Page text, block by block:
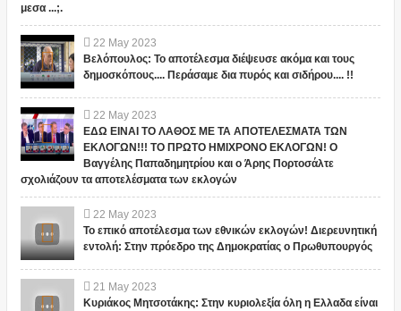
μεσα ...;.
22 May 2023
Βελόπουλος: Το αποτέλεσμα διέψευσε ακόμα και τους
δημοσκόπους.... Περάσαμε δια πυρός και σιδήρου.... !!
22 May 2023
ΕΔΩ ΕΙΝΑΙ ΤΟ ΛΑΘΟΣ ΜΕ ΤΑ ΑΠΟΤΕΛΕΣΜΑΤΑ ΤΩΝ
ΕΚΛΟΓΩΝ!!! ΤΟ ΠΡΩΤΟ ΗΜΙΧΡΟΝΟ ΕΚΛΟΓΩΝ! Ο
Βαγγέλης Παπαδημητρίου και ο Άρης Πορτοσάλτε
σχολιάζουν τα αποτελέσματα των εκλογών
22 May 2023
Το επικό αποτέλεσμα των εθνικών εκλογών! Διερευνητική
εντολή: Στην πρόεδρο της Δημοκρατίας ο Πρωθυπουργός
21 May 2023
Κυριάκος Μητσοτάκης: Στην κυριολεξία όλη η Ελλαδα είναι